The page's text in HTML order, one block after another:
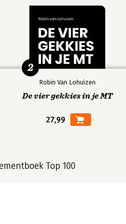
Robin Van Lohuizen
De vier gekkies in je MT
27,99
2
Top 100